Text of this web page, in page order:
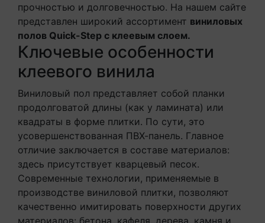
прочностью и долговечностью. На нашем сайте
представлен широкий ассортимент виниловых
полов Quick-Step с клеевым слоем.
Ключевые особенности
клеевого винила
Виниловый пол представляет собой планки
продолговатой длины (как у ламината) или
квадраты в форме плитки. По сути, это
усовершенствованная ПВХ-панель. Главное
отличие заключается в составе материалов:
здесь присутствует кварцевый песок.
Современные технологии, применяемые в
производстве виниловой плитки, позволяют
качественно имитировать поверхности других
материалов: бетона, кафеля, дерева, камня и